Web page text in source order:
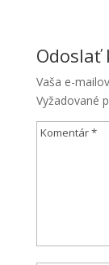
Odoslať
Vaša e-
Vyžadované